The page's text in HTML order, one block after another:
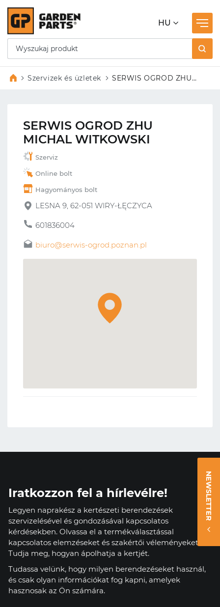
HU
Szervizek és üzletek
SERWIS OGROD ZHU
SERWIS OGROD ZHU
MICHAL WITKOWSKI
Szerviz
Online bolt
Hagyományos bolt
LESNA 9, 62-051 WIRY-ŁĘCZYCA
601836004
biuro@serwis-ogrod.poznan.pl
NEWSLETTER
Iratkozzon fel a hírlevélre!
Legyen naprakész a kertészeti berendezések
szervizelésével és gondozásával kapcsolatos
kérdésekben. Olvassa el a termékválasztással
kapcsolatos elemzéseket és szakértői véleményeket.
Tudja meg, hogyan ápolhatja a kertjét.
Tudassa velünk, hogy milyen berendezéseket használ,
és csak olyan információkat fog kapni, amelyek
hasznosak az Ön számára.